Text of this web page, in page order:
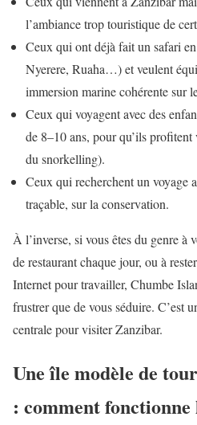
l’ambiance trop touristique de
Ceux qui ont déjà fait un safari
Nyerere, Ruaha…) et veulent
immersion marine cohérente sur
Ceux qui voyagent avec des
de 8–10 ans, pour qu’ils
du snorkelling).
Ceux qui recherchent un voyage
traçable, sur la conservation.
À l’inverse, si vous êtes du genre à
de restaurant chaque jour, ou à
Internet pour travailler, Chumbe
frustrer que de vous séduire. C’est
centrale pour visiter Zanzibar.
Une île modèle de
: comment fonctionne